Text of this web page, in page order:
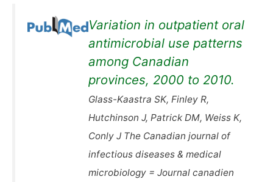
Variation in outpatient oral
antimicrobial use patterns
among Canadian
provinces, 2000 to 2010.
Glass-Kaastra SK, Finley R,
Hutchinson J, Patrick DM, Weiss K,
Conly J The Canadian journal of
infectious diseases & medical
microbiology = Journal canadien